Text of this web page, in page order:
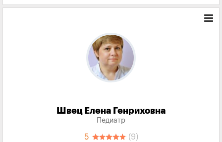
Швец Елена Генриховна
Педиатр
5 (9)